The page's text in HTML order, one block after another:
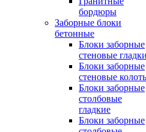
бордюры
Заборные блоки
бетонные
Блоки заборные
стеновые
Блоки заборные
стеновые
Блоки заборные
столбовые
гладкие
Блоки заборные